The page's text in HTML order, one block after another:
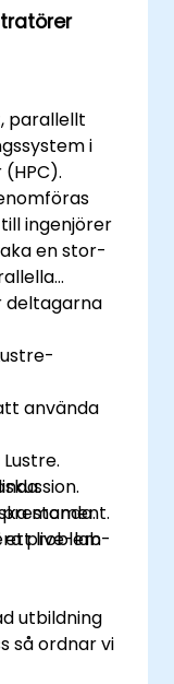
parallellt
i
ingenjörer
en stor-
deltagarna
använda
problem
moment.
ett live-lab-
utbildning
så ordnar vi